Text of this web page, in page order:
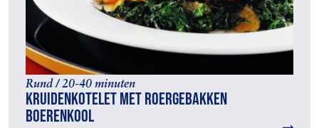
Rund / 20-40 minuten
Kruidenkotelet met roergebakken
boerenkool